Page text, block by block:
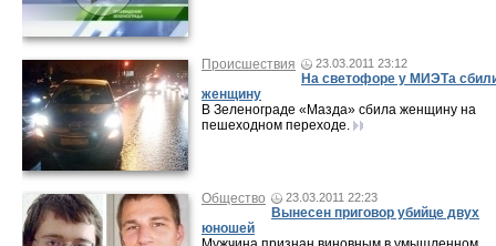
Происшествия 23.03.2011 23:12
На светофоре у МИЭТа
женщину
В Зеленограде «Мазда» сбила женщину на
пешеходном переходе.
Общество 23.03.2011 22:23
Вынесен приговор убийце двух
юношей